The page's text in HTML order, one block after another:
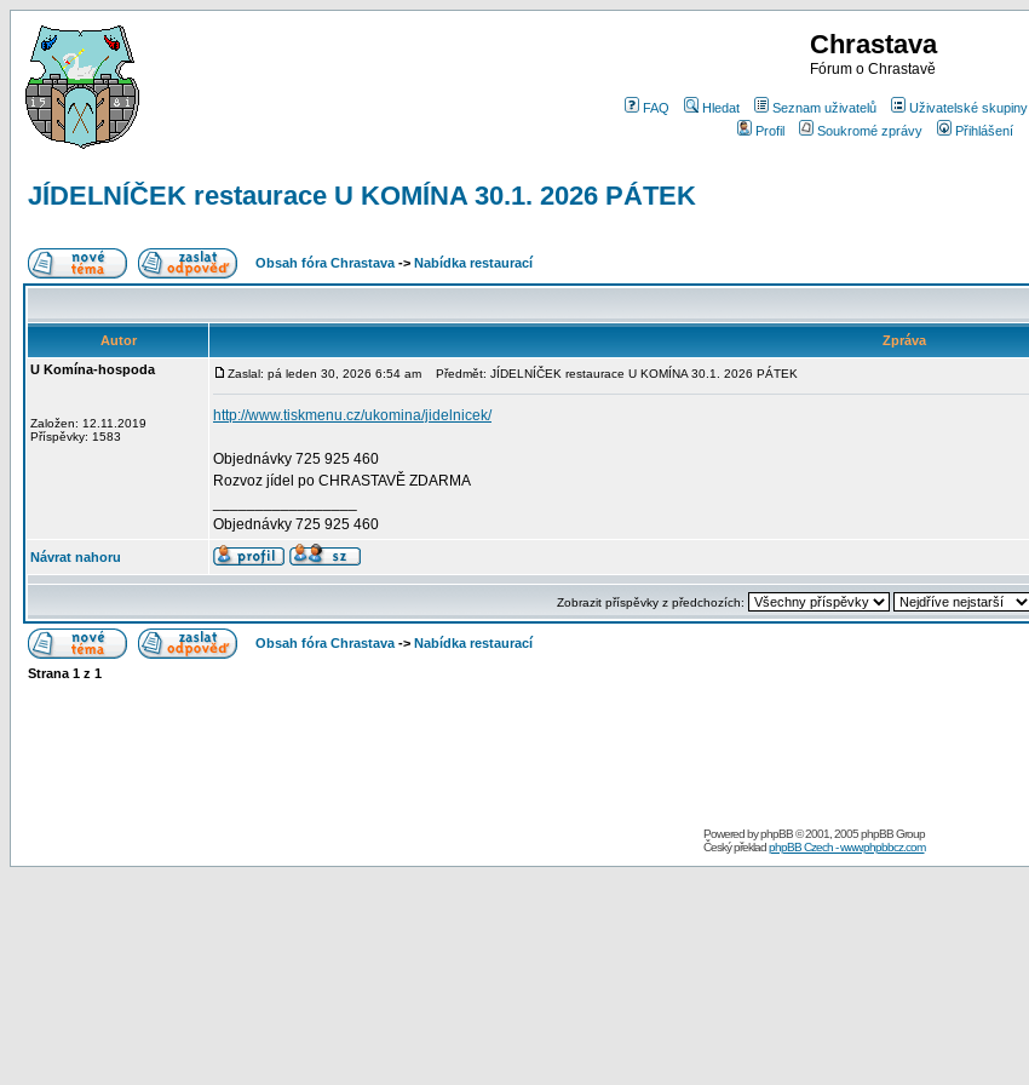
Chrastava
Fórum o Chrastavě
FAQ Hledat Seznam uživatelů Uživatelské skupiny
Profil
Soukromé zprávy Přihlášení
JÍDELNÍČEK restaurace U KOMÍNA 30.1. 2026 PÁTEK
Obsah fóra Chrastava -> Nabídka restaurací
Autor
Zpráva
U Komína-hospoda
Založen: 12.11.2019
Příspěvky: 1583
Zaslal: pá leden 30, 2026 6:54 am Předmět: JÍDELNÍČEK restaurace U KOMÍNA 30.1. 2026 PÁTEK
http://www.tiskmenu.cz/ukomina/jidelnicek/
Objednávky 725 925 460
Rozvoz jídel po CHRASTAVĚ ZDARMA
Objednávky 725 925 460
Návrat nahoru
Zobrazit příspěvky z předchozích:
Obsah fóra Chrastava -> Nabídka restaurací
Strana 1 z 1
Powered byphpBB© 2001, 2005 phpBB Group
Český překladphpBB Czech - www.phpbbcz.com